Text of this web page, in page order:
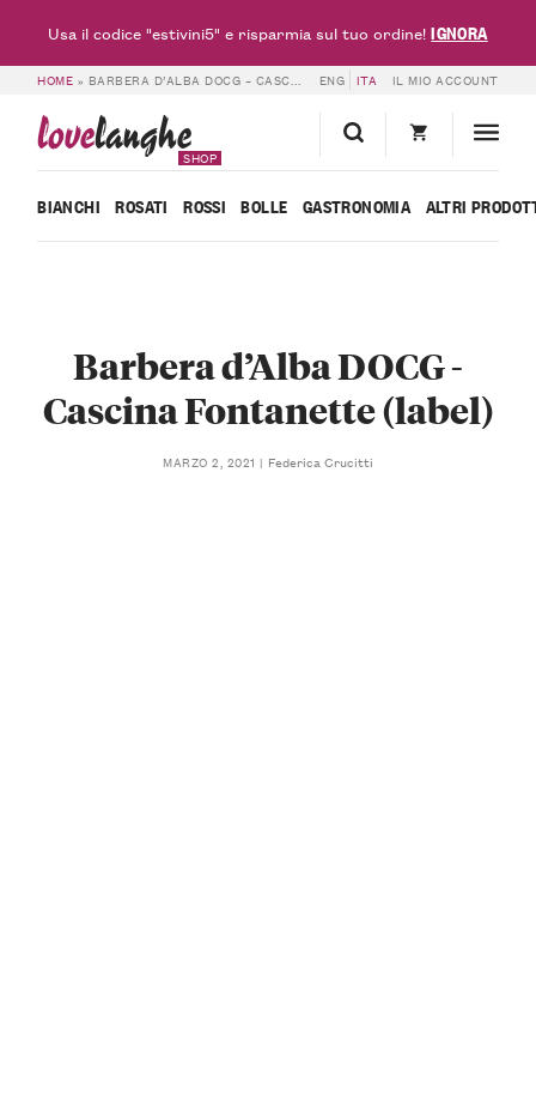
HOME » BARBERA D’ALBA DOCG – CASCINA FONTANETTE (LABEL) ENG ITA IL MIO ACCOUNT
lovelanghe
SHOP
BIANCHI ROSATI ROSSI BOLLE GASTRONOMIA ALTRI
Barbera d’Alba DOCG -
Cascina Fontanette (label)
MARZO 2, 2021 Federica Crucitti
Usa il codice "estivini5" e risparmia sul tuo ordine!IGNORA